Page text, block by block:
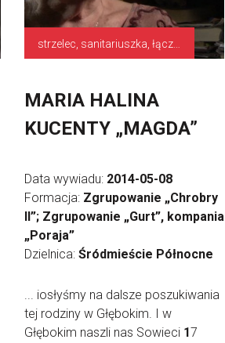
MARIA HALINA
KUCENTY „MAGDA”
Data wywiadu: 2014-05-08
Formacja: Zgrupowanie „Chrobry
II”; Zgrupowanie „Gurt”, kompania
„Poraja”
Dzielnica: Śródmieście Północne
... iosłyśmy na dalsze poszukiwania
tej rodziny w Głębokim. I w
Głębokim naszli nas Sowieci 17